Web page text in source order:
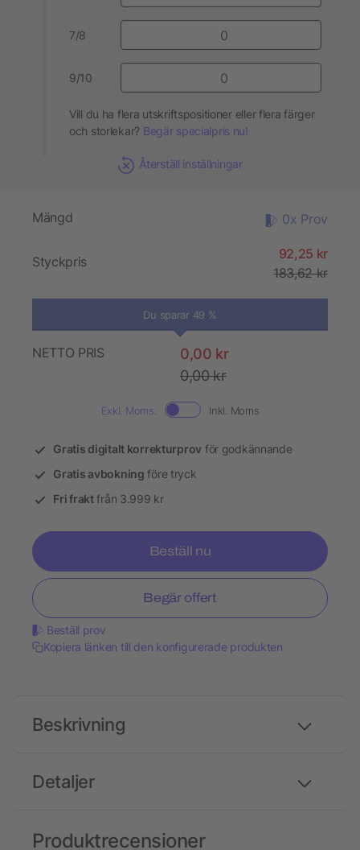
7/8
9/10
Vill du ha flera utskriftspositioner eller flera färger
och storlekar? Begär specialpris nu!
Återställ inställningar
Mängd 0x Prov
Styckpris
92,25 kr
183,62 kr
Du sparar 49 %
NETTO PRIS
0,00 kr
0,00 kr
Exkl. Moms. Inkl. Moms
Gratis digitalt korrekturprov för godkännande
Gratis avbokning före tryck
Fri fraktfrån 3.999 kr
Beställ nu
Begär offert
Beställ prov
Kopiera länken till den konfigurerade produkten
Detaljer
Beskrivning
Produktrecensioner